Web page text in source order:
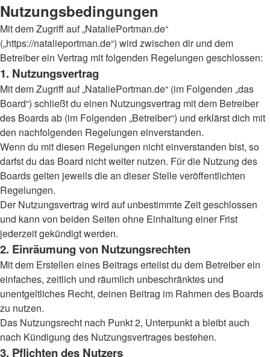
Nutzungsbedingungen
Mit dem Zugriff auf „NataliePortman.de“
(„https://natalieportman.de“) wird zwischen dir und dem
Betreiber ein Vertrag mit folgenden Regelungen geschlossen:
1. Nutzungsvertrag
Mit dem Zugriff auf „NataliePortman.de“ (im Folgenden „das
Board“) schließt du einen Nutzungsvertrag mit dem Betreiber
des Boards ab (im Folgenden „Betreiber“) und erklärst dich mit
den nachfolgenden Regelungen einverstanden.
Wenn du mit diesen Regelungen nicht einverstanden bist, so
darfst du das Board nicht weiter nutzen. Für die Nutzung des
Boards gelten jeweils die an dieser Stelle veröffentlichten
Regelungen.
Der Nutzungsvertrag wird auf unbestimmte Zeit geschlossen
und kann von beiden Seiten ohne Einhaltung einer Frist
jederzeit gekündigt werden.
2. Einräumung von Nutzungsrechten
Mit dem Erstellen eines Beitrags erteilst du dem Betreiber ein
einfaches, zeitlich und räumlich unbeschränktes und
unentgeltliches Recht, deinen Beitrag im Rahmen des Boards
zu nutzen.
Das Nutzungsrecht nach Punkt 2, Unterpunkt a bleibt auch
nach Kündigung des Nutzungsvertrages bestehen.
3. Pflichten des Nutzers